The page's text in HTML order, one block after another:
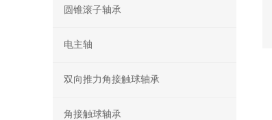
圆锥滚子轴承
电主轴
双向推力角接触球轴承
角接触球轴承